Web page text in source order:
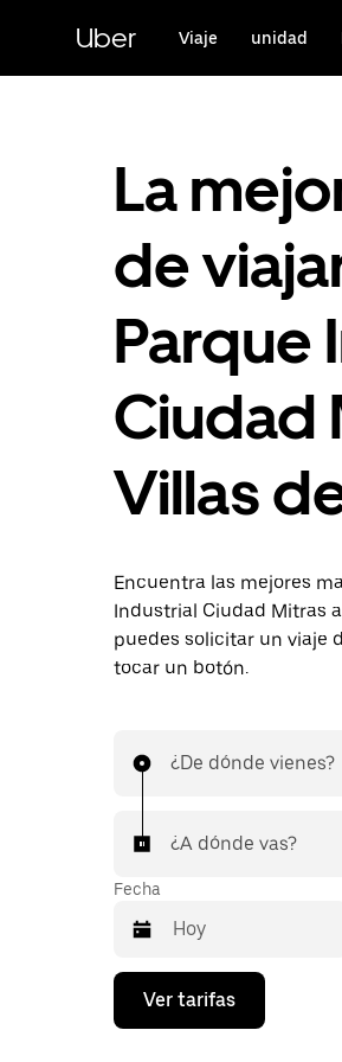
contenido
principal
Uber Viaje unidad
La
de
Parque
Ciudad
Villas
Encuentra las mejores
Industrial Ciudad Mitras
puedes solicitar un viaje
tocar un botón.
¿De dónde vienes?
¿A dónde vas?
Fecha
Presiona
flecha
Ver tarifas